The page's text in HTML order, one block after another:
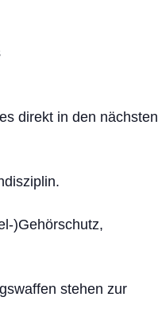
direkt in den nächsten
)Gehörschutz,
stehen zur